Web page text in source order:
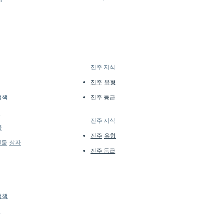
piece is a work of quiet
White Gold
8-8.5mm Akoya Pearl 45
책
물 상자
책
진주 지식
진주 유형
진주 등급
진주 지식
진주 유형
진주 등급